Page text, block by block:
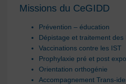
Missions du CeGIDD
Prévention – éducation
Dépistage et traitement des
Vaccinations contre les IST
Prophylaxie pré et post
Orientation orthogénie
Accompagnement Trans-